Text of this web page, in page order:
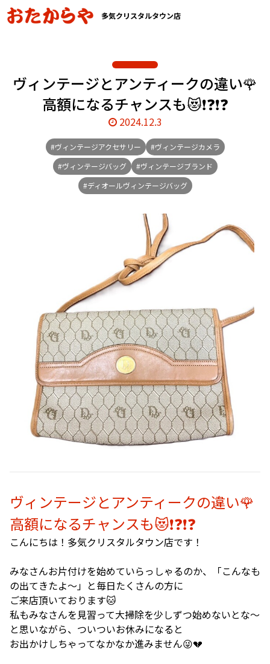
多気クリスタルタウン店
ヴィンテージとアンティークの違い🌹
高額になるチャンスも😻❗❓❗❓
2024.12.3
#ヴィンテージアクセサリー
#ヴィンテージカメラ
#ヴィンテージバッグ
#ヴィンテージブランド
#ディオールヴィンテージバッグ
ヴィンテージとアンティークの違い🌹
高額になるチャンスも😻❗❓❗❓
こんにちは！多気クリスタルタウン店です！
みなさんお片付けを始めていらっしゃるのか、「こんなも
の出てきたよ～」と毎日たくさんの方に
ご来店頂いております🐱
私もみなさんを見習って大掃除を少しずつ始めないとな～
と思いながら、ついついお休みになると
お出かけしちゃってなかなか進みません😜💔